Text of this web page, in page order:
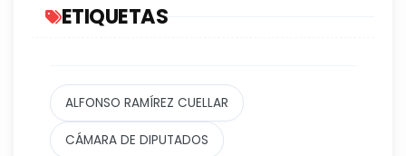
ETIQUETAS
ALFONSO RAMÍREZ CUELLAR
CÁMARA DE DIPUTADOS